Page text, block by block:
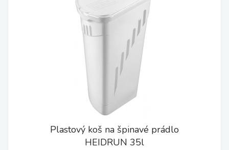
Plastový koš na špinavé prádlo
HEIDRUN 35l